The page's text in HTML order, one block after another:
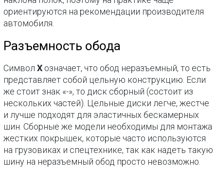
ориентируются на рекомендации производителя
автомобиля.
Разъемность обода
СимволХ означает, что обод неразъемный, то есть
представляет собой цельную конструкцию. Если
же стоит знак «-», то диск сборный (состоит из
нескольких частей). Цельные диски легче, жестче
и лучше подходят для эластичных бескамерных
шин. Сборные же модели необходимы для монтажа
жестких покрышек, которые часто используются
на грузовиках и спецтехнике, так как надеть такую
шину на неразъемный обод просто невозможно.